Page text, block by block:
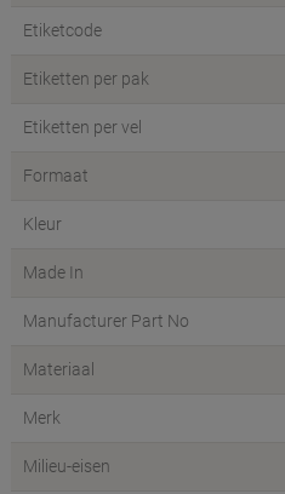
Etiketcode
Etiketten per pak
Etiketten per vel
Formaat
Kleur
Made In
Manufacturer Part No
Materiaal
Merk
Milieu-eisen